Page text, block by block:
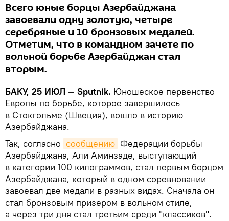
Всего юные борцы Азербайджана
завоевали одну золотую, четыре
серебряные и 10 бронзовых медалей.
Отметим, что в командном зачете по
вольной борьбе Азербайджан стал
вторым.
БАКУ, 25 ИЮЛ — Sputnik. Юношеское первенство
Европы по борьбе, которое завершилось
в Стокгольме (Швеция), вошло в историю
Азербайджана.
Так, согласно сообщению Федерации борьбы
Азербайджана, Али Аминзаде, выступающий
в категории 100 килограммов, стал первым борцом
Азербайджана, который в одном соревновании
завоевал две медали в разных видах. Сначала он
стал бронзовым призером в вольном стиле,
а через три дня стал третьим среди "классиков".